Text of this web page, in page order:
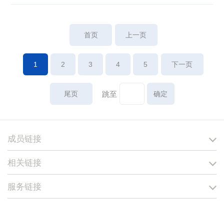
首页 上一页
1 2 3 4 5 下一页
尾页 跳至
成员链接
相关链接
服务链接